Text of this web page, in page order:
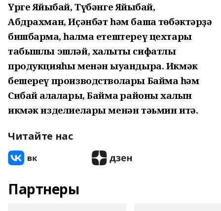
Үрге Яйыҡбай, Түбәнге Яйыҡбай,
Абдрахман, Иҫәнбәт һәм башҡа төбәктәрҙә
бишбармаҡ, һалма етештереү цехтары
табышлы эшләй, халыҡты сифатлы
продукцияһы менән ҡыуандыра. Икмәк
бешереү производстволары Баймаҡ һәм
Сибай ҡалалары, Баймаҡ районы халҡын
икмәк изделиелары менән тәьмин итә.
Читайте нас
Партнеры